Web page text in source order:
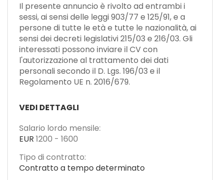
Il presente annuncio è rivolto ad entrambi i
sessi, ai sensi delle leggi 903/77 e 125/91, e a
persone di tutte le età e tutte le nazionalità, ai
sensi dei decreti legislativi 215/03 e 216/03. Gli
interessati possono inviare il CV con
l'autorizzazione al trattamento dei dati
personali secondo il D. Lgs. 196/03 e il
Regolamento UE n. 2016/679.
VEDI DETTAGLI
Salario lordo mensile:
EUR 1200 - 1600
Tipo di contratto:
Contratto a tempo determinato